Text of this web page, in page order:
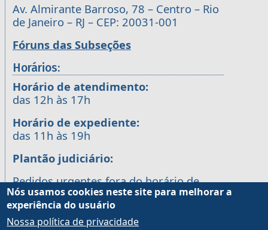
Av. Almirante Barroso, 78 – Centro – Rio
de Janeiro – RJ – CEP: 20031-001
Fóruns das Subseções
Horários:
Horário de atendimento:
das 12h às 17h
Horário de expediente:
das 11h às 19h
Plantão judiciário:
Pedidos urgentes fora do horário de
expediente (inclusive feriados e finais de
semana)
Nós usamos cookies neste site para melhorar a
experiência do usuário
Nossa política de privacidade